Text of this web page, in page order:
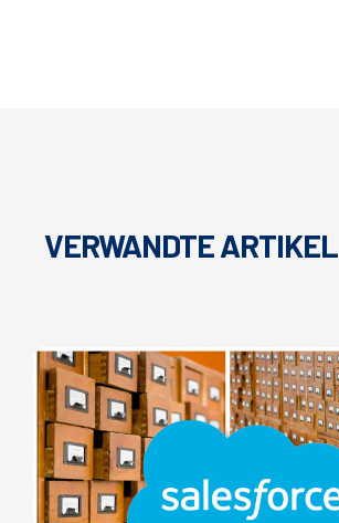
VERWANDTE ARTIKEL